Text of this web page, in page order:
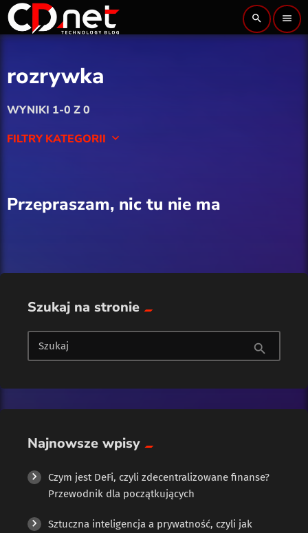
search menu
rozrywka
WYNIKI 1-0 Z 0
FILTRY KATEGORII keyboard_arrow_down
Cyberbezpieczeństwo
Przepraszam, nic tu nie ma
Szukaj na stronie
Szukaj search
Najnowsze wpisy
Czym jest DeFi, czyli zdecentralizowane finanse?
Przewodnik dla początkujących
Sztuczna inteligencja a prywatność, czyli jak